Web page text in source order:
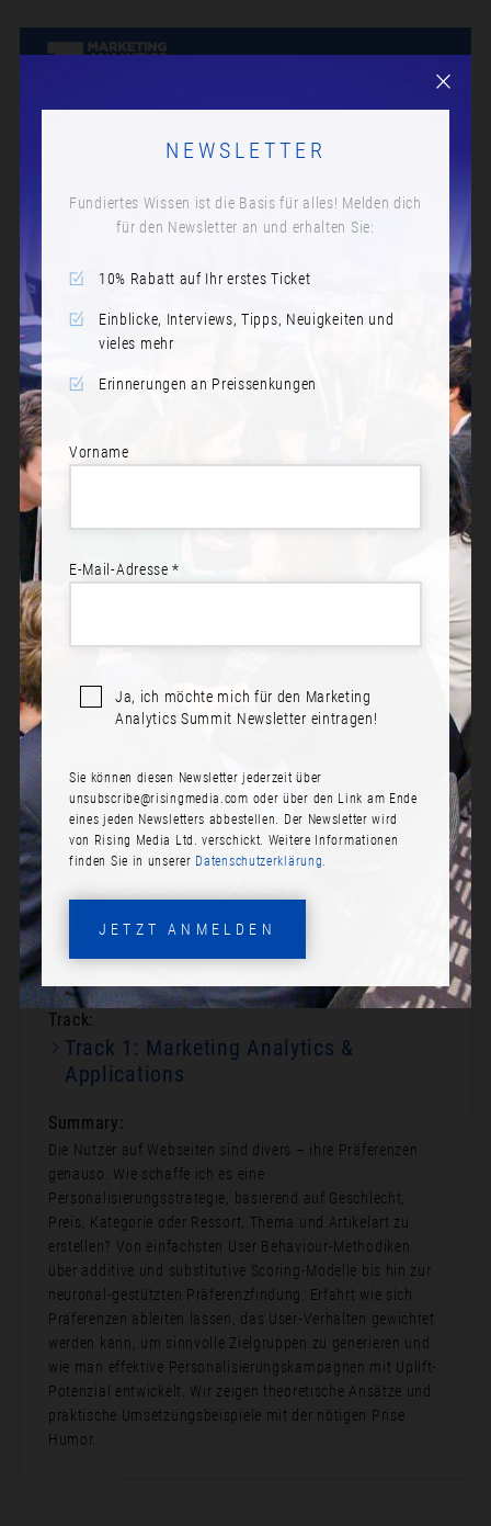
BENUTZERPRÄFERENZEN
VERWENDEN - VON EINFACH
BIS KI-BASIERT
Datum:
Dienstag, 17. November 2020
10:10
Track:
Track 1: Marketing Analytics &
Applications
Summary:
Die Nutzer auf Webseiten sind divers – ihre Präferenzen
genauso. Wie schaffe ich es eine
Personalisierungsstrategie, basierend auf Geschlecht,
Preis, Kategorie oder Ressort, Thema und Artikelart zu
erstellen? Von einfachsten User Behaviour-Methodiken
über additive und substitutive Scoring-Modelle bis hin zur
neuronal-gestützten Präferenzfindung. Erfahrt wie sich
Präferenzen ableiten lassen, das User-Verhalten gewichtet
werden kann, um sinnvolle Zielgruppen zu generieren und
wie man effektive Personalisierungskampagnen mit Uplift-
Potenzial entwickelt. Wir zeigen theoretische Ansätze und
praktische Umsetzungsbeispiele mit der nötigen Prise
Humor.
NEWSLETTER
Fundiertes Wissen ist die Basis für alles! Melden dich
für den Newsletter an und erhalten Sie:
10% Rabatt auf Ihr erstes Ticket
Einblicke, Interviews, Tipps, Neuigkeiten und
vieles mehr
Erinnerungen an Preissenkungen
Vorname
E-Mail-Adresse *
Ja, ich möchte mich für den Marketing
Analytics Summit Newsletter eintragen!
Sie können diesen Newsletter jederzeit über
unsubscribe@risingmedia.com oder über den Link am Ende
eines jeden Newsletters abbestellen. Der Newsletter wird
von Rising Media Ltd. verschickt. Weitere Informationen
finden Sie in unserer Datenschutzerklärung.
JETZT ANMELDEN